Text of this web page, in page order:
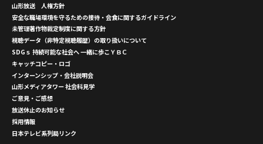
山形放送 人権方針
安全な職場環境を守るための接待・会食に関するガイドライン
未管理著作物裁定制度に関する方針
視聴データ（非特定視聴履歴）の取り扱いについて
SDGｓ 持続可能な社会へ 一緒に歩こＹＢＣ
キャッチコピー・ロゴ
インターンシップ・会社説明会
山形メディアタワー 社会科見学
ご意見・ご感想
放送休止のお知らせ
採用情報
日本テレビ系列局リンク